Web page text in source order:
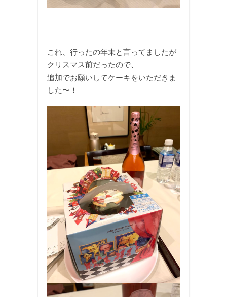
これ、行ったの年末と言ってましたが
クリスマス前だったので、
追加でお願いしてケーキをいただきま
した〜！